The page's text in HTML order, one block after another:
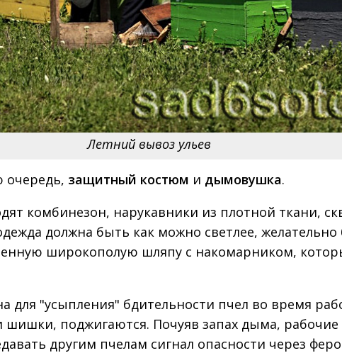
Летний вывоз ульев
очередь, защитный костюм и дымовушка.
комбинезон, нарукавники из плотной ткани,
должна быть как можно светлее,
широкополую шляпу с накомарником,
для "усыпления" бдительности пчел во время
шишки, поджигаются. Почуяв запах дыма,
другим пчелам сигнал опасности через